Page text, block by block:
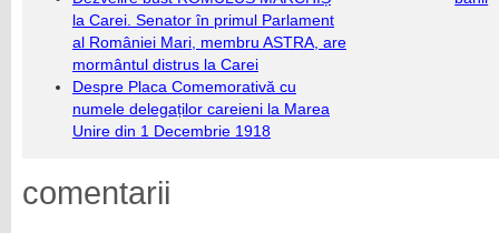
la Carei. Senator în primul Parlament
al României Mari, membru ASTRA, are
mormântul distrus la Carei
Despre Placa Comemorativă cu
numele delegaților careieni la Marea
Unire din 1 Decembrie 1918
comentarii